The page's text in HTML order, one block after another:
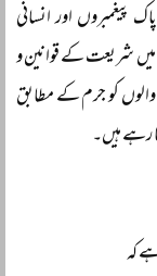
پیغمبروں اور انسانی
میں شریعت کے قوانین و
کو جرم کے مطابق
رہے ہیں۔